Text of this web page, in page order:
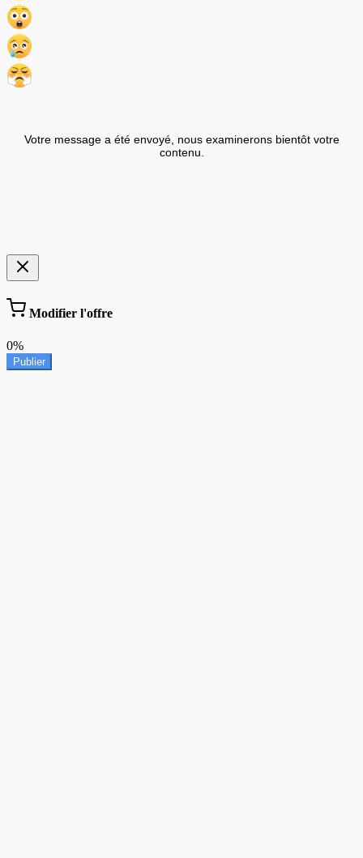
Votre message a été envoyé, nous examinerons bientôt votre
contenu.
Modifier l'offre
0%
Publier